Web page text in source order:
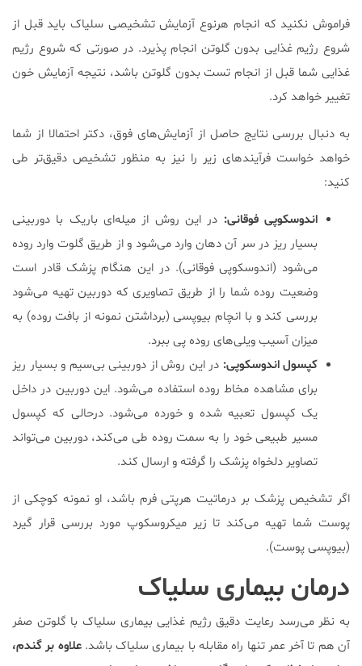
فراموش نکنید که انجام هرنوع آزمایش تشخیصی سلیاک باید قبل از
شروع رژیم غذایی بدون گلوتن انجام پذیرد. در صورتی که شروع رژیم
غذایی شما قبل از انجام تست بدون گلوتن باشد، نتیجه آزمایش خون
تغییر خواهد کرد.
به دنبال بررسی نتایج حاصل از آزمایش‌های فوق، دکتر احتمالا از شما
خواهد خواست فرآیندهای زیر را نیز به منظور تشخیص دقیق‌تر طی
کنید:
اندوسکوپی فوقانی: در این روش از میله‌ای باریک با دوربینی
بسیار ریز در سر آن دهان وارد می‌شود و از طریق گلوت وارد روده
می‌شود (اندوسکوپی فوقانی). در این هنگام پزشک قادر است
وضعیت روده شما را از طریق تصاویری که دوربین تهیه می‌شود
بررسی کند و با انچام بیوپسی (برداشتن نمونه از بافت روده) به
میزان آسیب ویلی‌های روده پی ببرد.
کپسول اندوسکوپی: در این روش از دوربینی بی‌سیم و بسیار ریز
برای مشاهده مخاط روده استفاده می‌شود. این دوربین در داخل
یک کپسول تعبیه شده و خورده می‌شود. درحالی که کپسول
مسیر طبیعی خود را به سمت روده طی می‌کند، دوربین می‌تواند
تصاویر دلخواه پزشک را گرفته و ارسال کند.
اگر تشخیص پزشک بر درماتیت هرپتی فرم باشد، او نمونه کوچکی از
پوست شما تهیه می‌کند تا زیر میکروسکوپ مورد بررسی قرار گیرد
(بیوپسی پوست).
درمان بیماری سلیاک
به نظر می‌رسد رعایت دقیق رژیم غذایی بیماری سلیاک با گلوتن صفر
آن هم تا آخر عمر تنها راه مقابله با بیماری سلیاک باشد.علاوه بر گندم،